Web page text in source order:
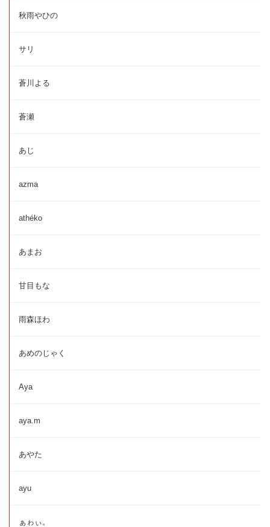
秋雨やひの
サリ
蒼川よる
蒼瀬
あじ
azma
athéko
あまお
甘目もな
雨森ほわ
あめのじゃく
Aya
aya.m
あやた
ayu
ぁゎぃ。